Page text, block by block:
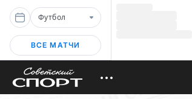
Футбол
ВСЕ МАТЧИ